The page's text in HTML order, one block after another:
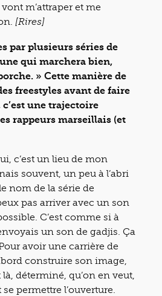
m’attraper et me
[Rires]
par plusieurs séries de
qui marchera bien,
» Cette manière de
freestyles avant de faire
une trajectoire
rappeurs marseillais (et
c’est un lieu de mon
souvent, un peu à l’abri
nom de la série de
pas arriver avec un son
C’est comme si à
un son de gadjis. Ça
avoir une carrière de
construire son image,
déterminé, qu’on en veut,
permettre l’ouverture.